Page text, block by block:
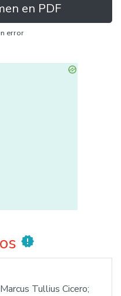
en PDF
error
new_releases
Tullius Cicero;